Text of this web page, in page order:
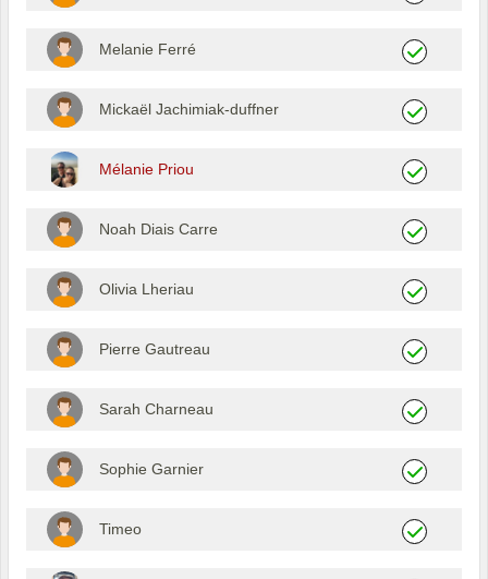
Melanie Ferré
Mickaël Jachimiak-duffner
Mélanie Priou
Noah Diais Carre
Olivia Lheriau
Pierre Gautreau
Sarah Charneau
Sophie Garnier
Timeo